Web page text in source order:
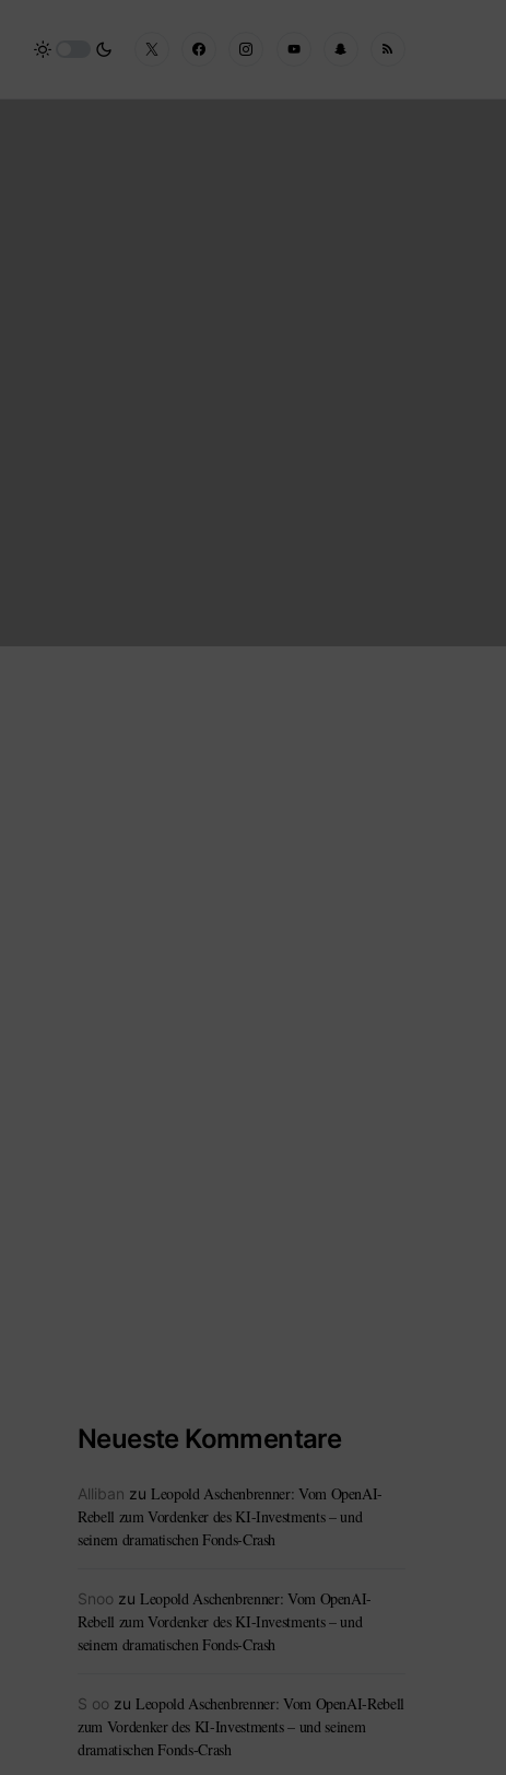
Neueste Kommentare
Alliban zu Leopold Aschenbrenner: Vom OpenAI-
Rebell zum Vordenker des KI-Investments – und
seinem dramatischen Fonds-Crash
Snoo zu Leopold Aschenbrenner: Vom OpenAI-
Rebell zum Vordenker des KI-Investments – und
seinem dramatischen Fonds-Crash
S oo zu Leopold Aschenbrenner: Vom OpenAI-Rebell
zum Vordenker des KI-Investments – und seinem
dramatischen Fonds-Crash